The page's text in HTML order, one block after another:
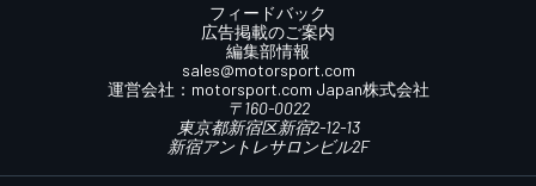
フィードバック
広告掲載のご案内
編集部情報
sales@motorsport.com
運営会社： motorsport.com Japan株式会社
〒160-0022
東京都新宿区新宿2-12-13
新宿アントレサロンビル2F